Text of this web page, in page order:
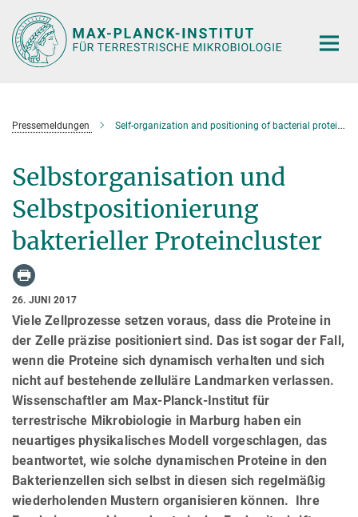
Hauptinhalt
Pressemeldungen Self-organization and positioning of bacterial protein clusters
Selbstorganisation und
Selbstpositionierung
bakterieller Proteincluster
26. JUNI 2017
Viele Zellprozesse setzen voraus, dass die Proteine in
der Zelle präzise positioniert sind. Das ist sogar der Fall,
wenn die Proteine sich dynamisch verhalten und sich
nicht auf bestehende zelluläre Landmarken verlassen.
Wissenschaftler am Max-Planck-Institut für
terrestrische Mikrobiologie in Marburg haben ein
neuartiges physikalisches Modell vorgeschlagen, das
beantwortet, wie solche dynamischen Proteine in den
Bakterienzellen sich selbst in diesen sich regelmäßig
wiederholenden Mustern organisieren können. Ihre